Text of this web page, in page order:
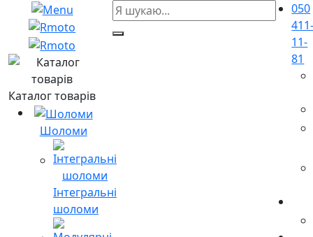
Каталог товарів
Шоломи
Інтегральні
шоломи
050
11-
81